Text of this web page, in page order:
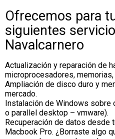
Ofrecemos para
siguientes
Navalcarnero
Actualización y reparación de
microprocesadores,
Ampliación de disco duro y
mercado.
Instalación de Windows
o parallel desktop – vmware).
Recuperación de datos desde
Macbook Pro. ¿Borraste algo